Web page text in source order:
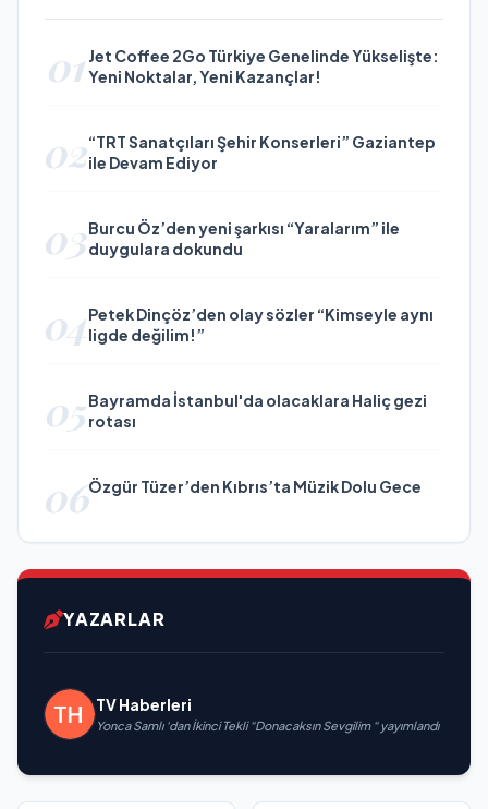
01 Jet Coffee 2Go Türkiye Genelinde Yükselişte:
Yeni Noktalar, Yeni Kazançlar!
02“TRT Sanatçıları Şehir Konserleri” Gaziantep
ile Devam Ediyor
03Burcu Öz’den yeni şarkısı “Yaralarım” ile
duygulara dokundu
04Petek Dinçöz’den olay sözler “Kimseyle aynı
ligde değilim!”
05Bayramda İstanbul'da olacaklara Haliç gezi
rotası
06Özgür Tüzer’den Kıbrıs’ta Müzik Dolu Gece
YAZARLAR
TV Haberleri
Yonca Samlı ‘dan İkinci Tekli “Donacaksın Sevgilim “ yayımlandı